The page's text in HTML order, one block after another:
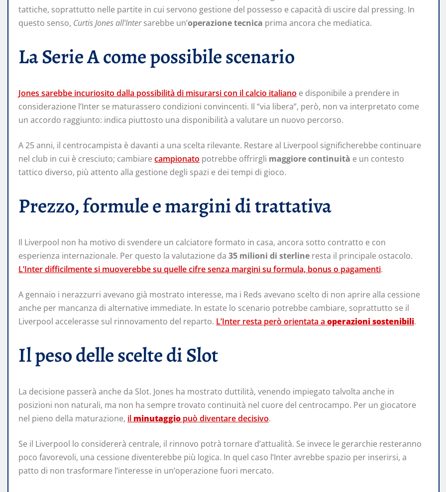
tattiche, soprattutto nelle partite in cui servono gestione del possesso e capacità di uscire dal pressing. In
questo senso, Curtis Jones all’Intersarebbe un’operazione tecnica prima ancora che mediatica.
La Serie A come possibile scenario
Jones sarebbe incuriosito dalla possibilità di misurarsi con il calcio italiano e disponibile a prendere in
considerazione l’Inter se maturassero condizioni convincenti. Il “via libera”, però, non va interpretato come
un accordo raggiunto: indica piuttosto una disponibilità a valutare un nuovo percorso.
A 25 anni, il centrocampista è davanti a una scelta rilevante. Restare al Liverpool significherebbe continuare
nel club in cui è cresciuto; cambiare campionato potrebbe offrirgli maggiore continuità e un contesto
tattico diverso, più attento alla gestione degli spazi e dei tempi di gioco.
Prezzo, formule e margini di trattativa
Il Liverpool non ha motivo di svendere un calciatore formato in casa, ancora sotto contratto e con
esperienza internazionale. Per questo la valutazione da 35 milioni di sterline resta il principale ostacolo.
L’Inter difficilmente si muoverebbe su quelle cifre senza margini su formula, bonus o pagamenti.
A gennaio i nerazzurri avevano già mostrato interesse, ma i Reds avevano scelto di non aprire alla cessione
anche per mancanza di alternative immediate. In estate lo scenario potrebbe cambiare, soprattutto se il
Liverpool accelerasse sul rinnovamento del reparto. L’Inter resta però orientata a operazioni sostenibili.
Il peso delle scelte di Slot
La decisione passerà anche da Slot. Jones ha mostrato duttilità, venendo impiegato talvolta anche in
posizioni non naturali, ma non ha sempre trovato continuità nel cuore del centrocampo. Per un giocatore
nel pieno della maturazione, il minutaggio può diventare decisivo.
Se il Liverpool lo considererà centrale, il rinnovo potrà tornare d’attualità. Se invece le gerarchie resteranno
poco favorevoli, una cessione diventerebbe più logica. In quel caso l’Inter avrebbe spazio per inserirsi, a
patto di non trasformare l’interesse in un’operazione fuori mercato.